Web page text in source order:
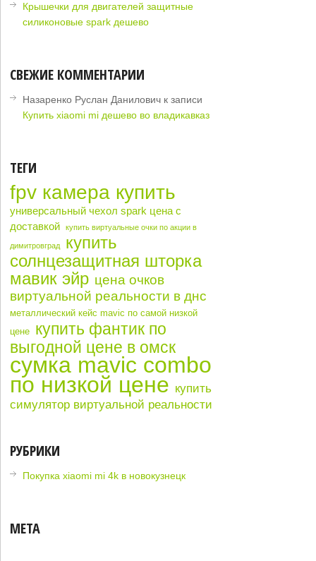
Крышечки для двигателей защитные
силиконовые spark дешево
СВЕЖИЕ КОММЕНТАРИИ
Назаренко Руслан Данилович к записи
Купить xiaomi mi дешево во владикавказ
ТЕГИ
fpv камера купить
универсальный чехол spark цена с
доставкой
купить виртуальные очки по акции в
димитровград
купить
солнцезащитная шторка
мавик эйр цена очков
виртуальной реальности в днс
металлический кейс mavic по самой низкой
цене купить фантик по
выгодной цене в омск
сумка mavic combo
по низкой цене купить
симулятор виртуальной реальности
РУБРИКИ
Покупка xiaomi mi 4k в новокузнецк
МЕТА